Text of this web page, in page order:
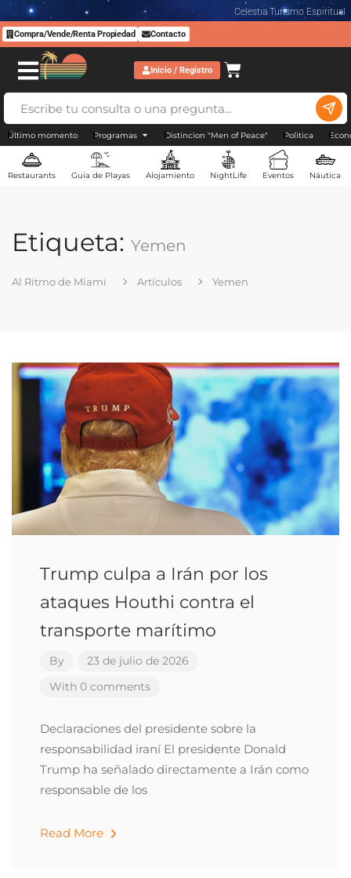
Celestia Turismo Espiritual
Compra/Vende/Renta Propiedad Contacto
Inicio / Registro
Último momento Programas Distincion "Men of Peace" Politica
Restaurants Guía de Playas Alojamiento NightLife Eventos Náutica
Etiqueta: Yemen
Al Ritmo de Miami Artículos Yemen
Trump culpa a Irán por los
ataques Houthi contra el
transporte marítimo
By
23 de julio de 2026
With 0 comments
Declaraciones del presidente sobre la
responsabilidad iraní El presidente Donald
Trump ha señalado directamente a Irán como
responsable de los
Read More